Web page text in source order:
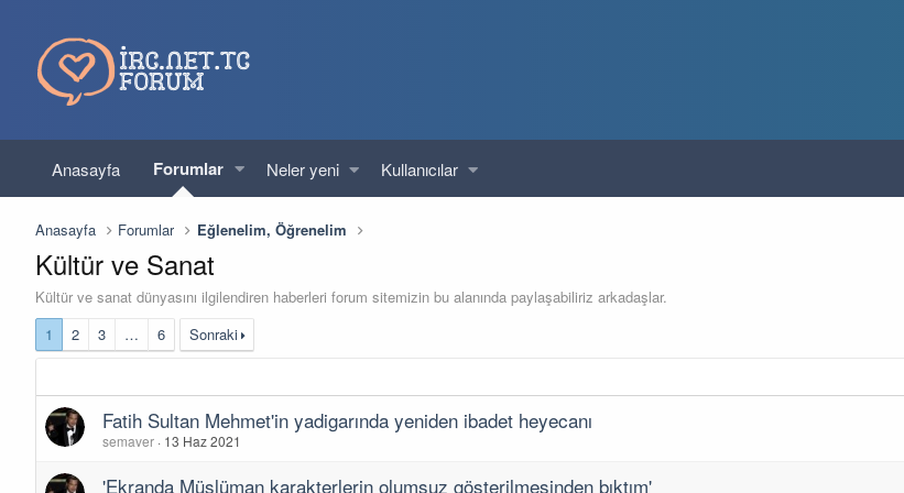
Anasayfa Forumlar Neler yeni Kullanıcılar
Anasayfa Forumlar Eğlenelim, Öğrenelim
Kültür ve Sanat
Kültür ve sanat dünyasını ilgilendiren haberleri forum sitemizin bu alanında paylaşabiliriz arkadaşlar.
1
2 3 … 6
Sonraki
Fatih Sultan Mehmet'in yadigarında yeniden ibadet heyecanı
semaver 13 Haz 2021
'Ekranda Müslüman karakterlerin olumsuz gösterilmesinden bıktım'